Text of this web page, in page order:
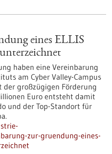
eines ELLIS
haben eine Vereinbarung
am Cyber Valley-Campus
großzügigen Förderung
Euro entsteht damit
und der Top-Standort für
zur-gruendung-eines-